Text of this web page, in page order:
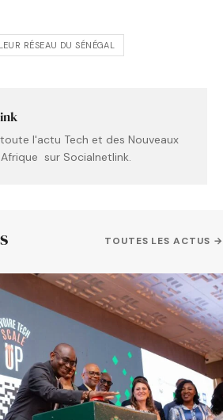
RÉSEAU DU SÉNÉGAL
l'actu Tech et des Nouveaux
sur Socialnetlink.
TOUTES LES ACTUS →